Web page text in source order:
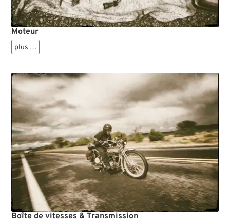
Moteur
plus …
Boîte de vitesses & Transmission